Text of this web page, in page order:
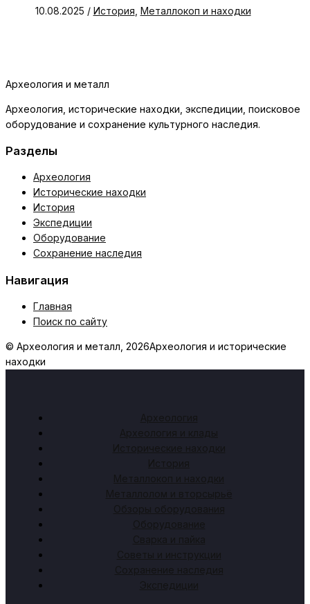
10.08.2025 / История Металлокоп и находки
Археология и металл
Археология, исторические находки, экспедиции, поисковое
оборудование и сохранение культурного наследия.
Разделы
Археология
Исторические находки
История
Экспедиции
Оборудование
Сохранение наследия
Навигация
Главная
Поиск по сайту
© Археология и металл, 2026Археология и исторические
находки
Археология
Археология и клады
Исторические находки
История
Металлокоп и находки
Металлолом и вторсырьё
Обзоры оборудования
Оборудование
Сварка и пайка
Советы и инструкции
Сохранение наследия
Экспедиции